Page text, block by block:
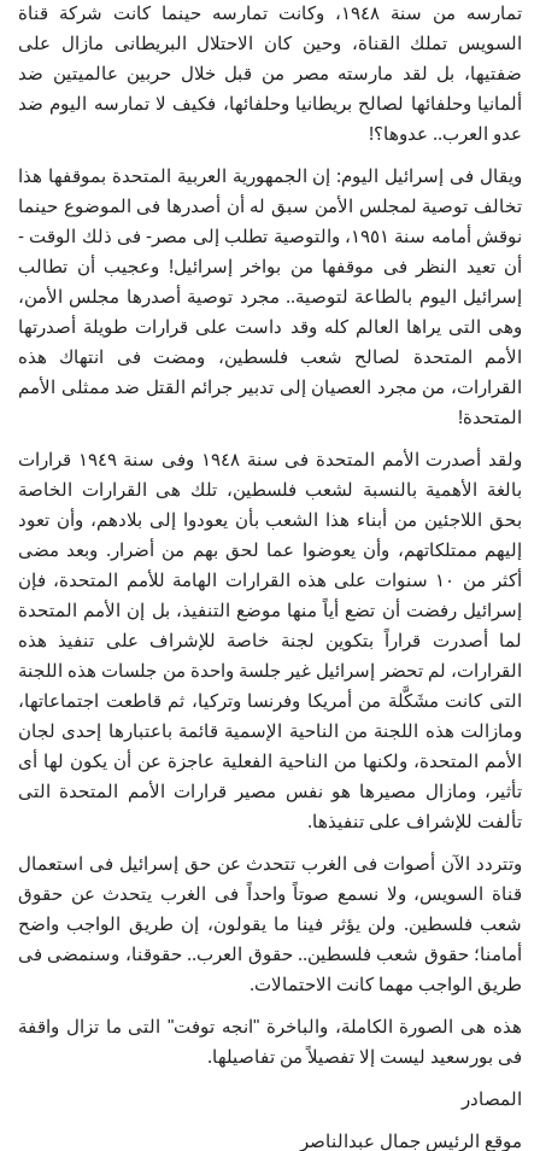
تمارسه من سنة ١٩٤٨، وكانت تمارسه حينما كانت شركة قناة
السويس تملك القناة، وحين كان الاحتلال البريطانى مازال على
ضفتيها، بل لقد مارسته مصر من قبل خلال حربين عالميتين ضد
ألمانيا وحلفائها لصالح بريطانيا وحلفائها، فكيف لا تمارسه اليوم ضد
عدو العرب.. عدوها؟!
ويقال فى إسرائيل اليوم: إن الجمهورية العربية المتحدة بموقفها هذا
تخالف توصية لمجلس الأمن سبق له أن أصدرها فى الموضوع حينما
نوقش أمامه سنة ١٩٥١، والتوصية تطلب إلى مصر- فى ذلك الوقت -
أن تعيد النظر فى موقفها من بواخر إسرائيل! وعجيب أن تطالب
إسرائيل اليوم بالطاعة لتوصية.. مجرد توصية أصدرها مجلس الأمن،
وهى التى يراها العالم كله وقد داست على قرارات طويلة أصدرتها
الأمم المتحدة لصالح شعب فلسطين، ومضت فى انتهاك هذه
القرارات، من مجرد العصيان إلى تدبير جرائم القتل ضد ممثلى الأمم
المتحدة!
ولقد أصدرت الأمم المتحدة فى سنة ١٩٤٨ وفى سنة ١٩٤٩ قرارات
بالغة الأهمية بالنسبة لشعب فلسطين، تلك هى القرارات الخاصة
بحق اللاجئين من أبناء هذا الشعب بأن يعودوا إلى بلادهم، وأن تعود
إليهم ممتلكاتهم، وأن يعوضوا عما لحق بهم من أضرار. وبعد مضى
أكثر من ١٠ سنوات على هذه القرارات الهامة للأمم المتحدة، فإن
إسرائيل رفضت أن تضع أياً منها موضع التنفيذ، بل إن الأمم المتحدة
لما أصدرت قراراً بتكوين لجنة خاصة للإشراف على تنفيذ هذه
القرارات، لم تحضر إسرائيل غير جلسة واحدة من جلسات هذه اللجنة
التى كانت مشَكَّلة من أمريكا وفرنسا وتركيا، ثم قاطعت اجتماعاتها،
ومازالت هذه اللجنة من الناحية الإسمية قائمة باعتبارها إحدى لجان
الأمم المتحدة، ولكنها من الناحية الفعلية عاجزة عن أن يكون لها أى
تأثير، ومازال مصيرها هو نفس مصير قرارات الأمم المتحدة التى
تألفت للإشراف على تنفيذها.
وتتردد الآن أصوات فى الغرب تتحدث عن حق إسرائيل فى استعمال
قناة السويس، ولا نسمع صوتاً واحداً فى الغرب يتحدث عن حقوق
شعب فلسطين. ولن يؤثر فينا ما يقولون، إن طريق الواجب واضح
أمامنا؛ حقوق شعب فلسطين.. حقوق العرب.. حقوقنا، وسنمضى فى
طريق الواجب مهما كانت الاحتمالات.
هذه هى الصورة الكاملة، والباخرة "انجه توفت" التى ما تزال واقفة
فى بورسعيد ليست إلا تفصيلاً من تفاصيلها.
المصادر
موقع الرئيس جمال عبدالناصر